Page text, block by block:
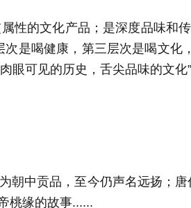
性的文化产品；是深度品味和
是喝健康，第三层次是喝文化
眼可见的历史，舌尖品味的文化”
朝中贡品，至今仍声名远扬；
桃缘的故事......